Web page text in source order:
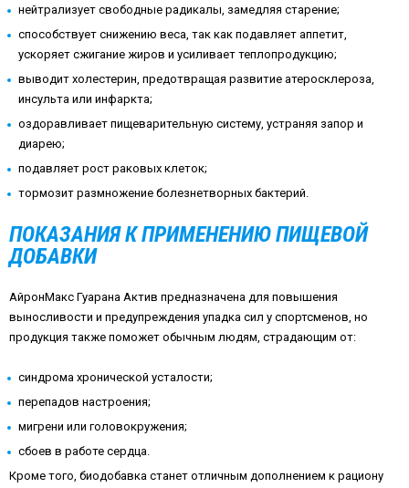
нейтрализует свободные радикалы, замедляя старение;
способствует снижению веса, так как подавляет аппетит,
ускоряет сжигание жиров и усиливает теплопродукцию;
выводит холестерин, предотвращая развитие атеросклероза,
инсульта или инфаркта;
оздоравливает пищеварительную систему, устраняя запор и
диарею;
подавляет рост раковых клеток;
тормозит размножение болезнетворных бактерий.
ПОКАЗАНИЯ К ПРИМЕНЕНИЮ ПИЩЕВОЙ
ДОБАВКИ
АйронМакс Гуарана Актив предназначена для повышения
выносливости и предупреждения упадка сил у спортсменов, но
продукция также поможет обычным людям, страдающим от:
синдрома хронической усталости;
перепадов настроения;
мигрени или головокружения;
сбоев в работе сердца.
Кроме того, биодобавка станет отличным дополнением к рациону